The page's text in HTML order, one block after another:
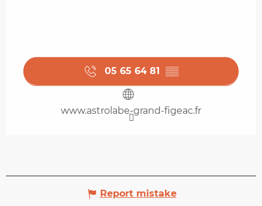
05 65 64 81 ▒▒
www.astrolabe-grand-figeac.fr
Report mistake